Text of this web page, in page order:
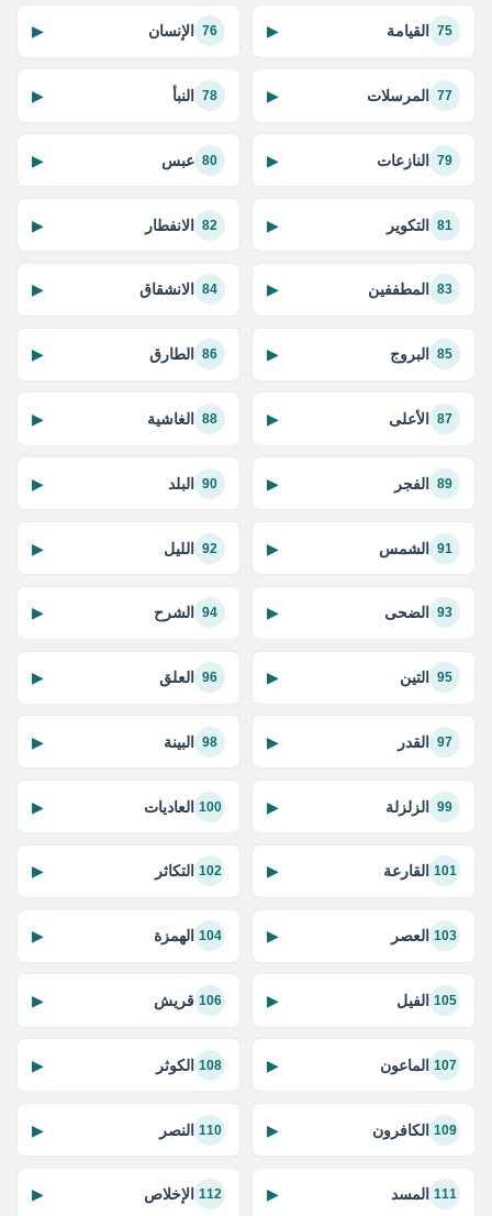
75 القيامة ▶
76 الإنسان ▶
77 المرسلات ▶
78 النبأ ▶
79 النازعات ▶
80 عبس ▶
81 التكوير ▶
82 الانفطار ▶
83 المطففين ▶
84 الانشقاق ▶
85 البروج ▶
86 الطارق ▶
87 الأعلى ▶
88 الغاشية ▶
89 الفجر ▶
90 البلد ▶
91 الشمس ▶
92 الليل ▶
93 الضحى ▶
94 الشرح ▶
95 التين ▶
96 العلق ▶
97 القدر ▶
98 البينة ▶
99 الزلزلة ▶
100 العاديات ▶
101 القارعة ▶
102 التكاثر ▶
103 العصر ▶
104 الهمزة ▶
105 الفيل ▶
106 قريش ▶
107 الماعون ▶
108 الكوثر ▶
109 الكافرون ▶
110 النصر ▶
111 المسد ▶
112 الإخلاص ▶